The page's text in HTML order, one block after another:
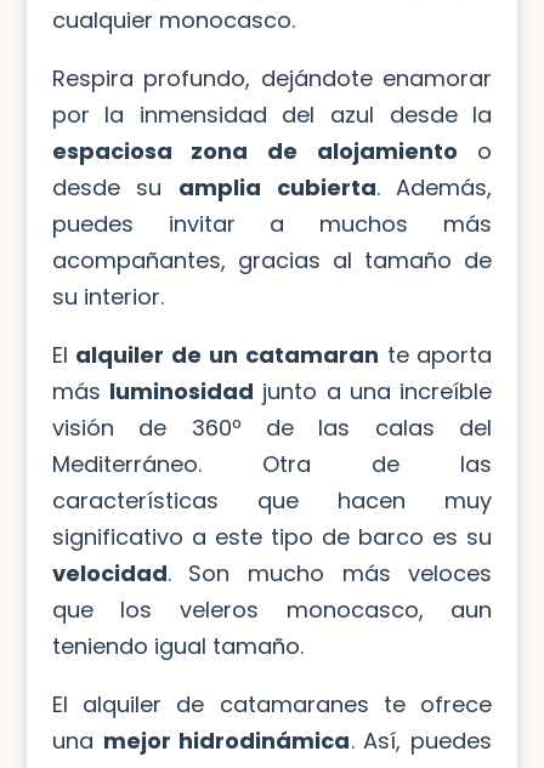
cualquier monocasco.
Respira profundo, dejándote enamorar
por la inmensidad del azul desde la
espaciosa zona de alojamiento o
desde su amplia cubierta. Además,
puedes invitar a muchos más
acompañantes, gracias al tamaño de
su interior.
El alquiler de un catamaran te aporta
más luminosidad junto a una increíble
visión de 360º de las calas del
Mediterráneo. Otra de las
características que hacen muy
significativo a este tipo de barco es su
velocidad. Son mucho más veloces
que los veleros monocasco, aun
teniendo igual tamaño.
El alquiler de catamaranes te ofrece
una mejor hidrodinámica. Así, puedes